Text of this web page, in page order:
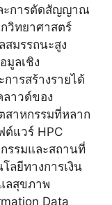
ละการตัดสัญญาณ
วิทยาศาสตร์
มรรถนะสูง
มูลเชิง
ารสร้างรายได้
าวด์ของ
สาหกรรมที่หลาก
แวร์ HPC
รรมและสถานที่
ลยีทางการเงิน
ลสุขภาพ
Data